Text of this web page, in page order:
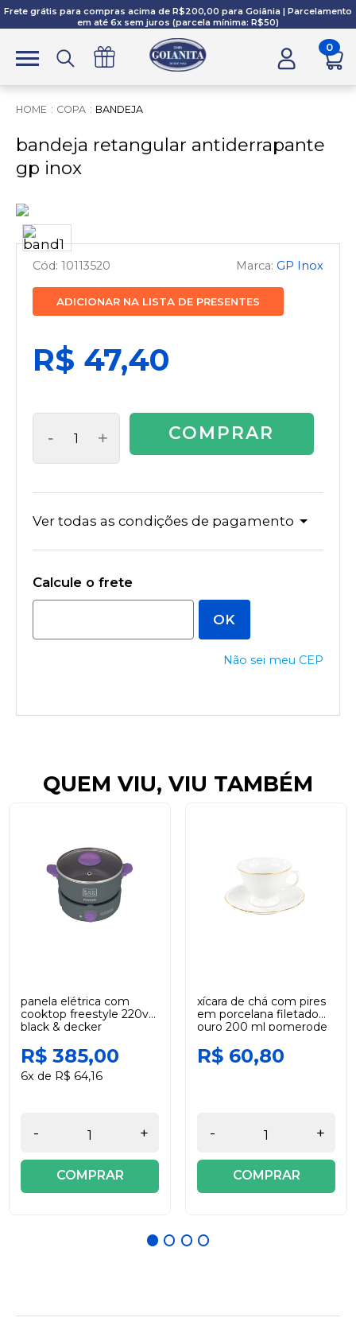
Frete grátis para compras acima de R$200,00 para Goiânia | Parcelamento
em até 6x sem juros (parcela mínima: R$50)
0
COPA BANDEJA
bandeja retangular antiderrapante
gp inox
10113520 GP Inox
ADICIONAR NA LISTA DE PRESENTES
R$ 47,40
- + COMPRAR
Ver todas as condições de pagamento
Não sei meu CEP
QUEM VIU, VIU TAMBÉM
panela elétrica com
cooktop freestyle 220v
black & decker
R$ 385,00
6x de R$ 64,16
- +
COMPRAR
xícara de chá com pires
em porcelana filetado
ouro 200 ml pomerode
R$ 60,80
- +
COMPRAR